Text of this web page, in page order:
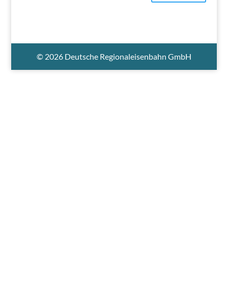
© 2026 Deutsche Regionaleisenbahn GmbH